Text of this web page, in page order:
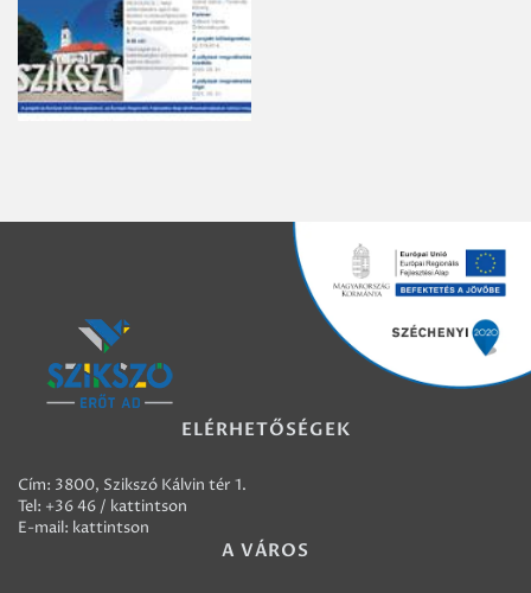
ELÉRHETŐSÉGEK
Cím: 3800, Szikszó Kálvin tér 1.
Tel: +36 46 / kattintson
E-mail: kattintson
A VÁROS